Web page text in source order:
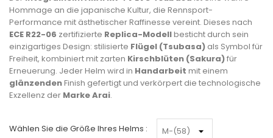
Hommage an die japanische Kultur, die Rennsport-
Performance mit ästhetischer Raffinesse vereint. Dieses nach
ECE R22-06 zertifizierte Replica-Modellbesticht durch sein
einzigartiges Design: stilisierte Flügel (Tsubasa) als Symbol für
Freiheit, kombiniert mit zarten Kirschblüten (Sakura)für
Erneuerung. Jeder Helm wird in Handarbeit mit einem
glänzendenFinish gefertigt und verkörpert die technologische
Exzellenz der Marke Arai.
Wählen Sie die Größe Ihres Helms :